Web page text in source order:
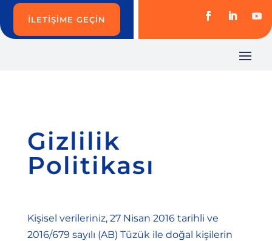
İLETIŞIME GEÇIN
Gizlilik
Politikası
Kişisel verileriniz, 27 Nisan 2016 tarihli ve
2016/679 sayılı (AB) Tüzük ile doğal kişilerin